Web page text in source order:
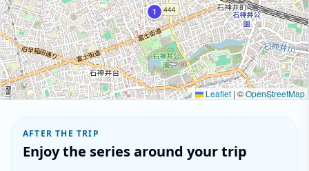
1
Leaflet | ©OpenStreetMap
AFTER THE TRIP
Enjoy the series around your trip